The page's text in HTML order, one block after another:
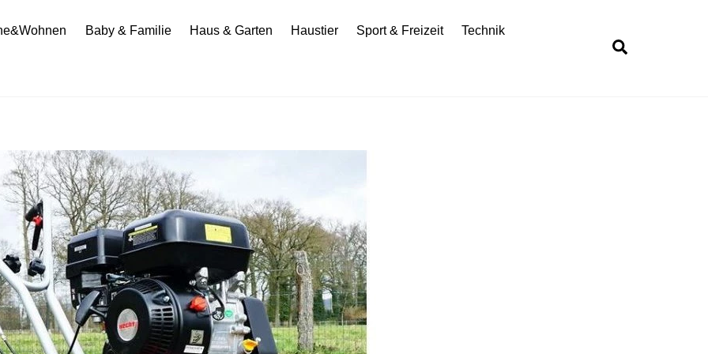
Baby & Familie Haus & Garten Haustier Sport & Freizeit Technik